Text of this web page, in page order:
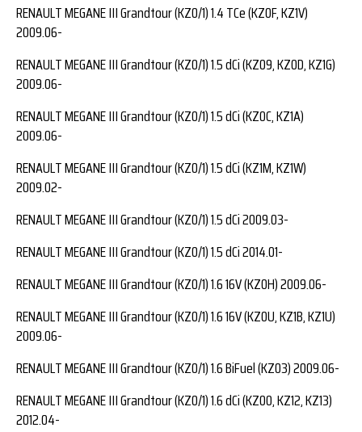
RENAULT MEGANE III Grandtour (KZ0/1) 1.4 TCe (KZ0F, KZ1V)
2009.06-
RENAULT MEGANE III Grandtour (KZ0/1) 1.5 dCi (KZ09, KZ0D, KZ1G)
2009.06-
RENAULT MEGANE III Grandtour (KZ0/1) 1.5 dCi (KZ0C, KZ1A)
2009.06-
RENAULT MEGANE III Grandtour (KZ0/1) 1.5 dCi (KZ1M, KZ1W)
2009.02-
RENAULT MEGANE III Grandtour (KZ0/1) 1.5 dCi 2009.03-
RENAULT MEGANE III Grandtour (KZ0/1) 1.5 dCi 2014.01-
RENAULT MEGANE III Grandtour (KZ0/1) 1.6 16V (KZ0H) 2009.06-
RENAULT MEGANE III Grandtour (KZ0/1) 1.6 16V (KZ0U, KZ1B, KZ1U)
2009.06-
RENAULT MEGANE III Grandtour (KZ0/1) 1.6 BiFuel (KZ03) 2009.06-
RENAULT MEGANE III Grandtour (KZ0/1) 1.6 dCi (KZ00, KZ12, KZ13)
2012.04-